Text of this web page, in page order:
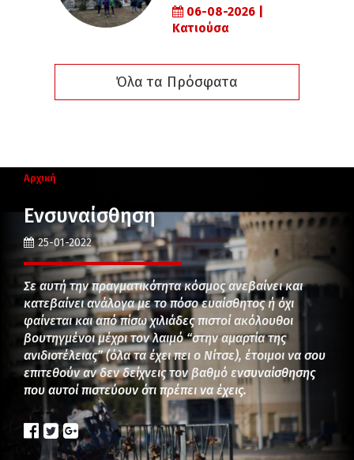
06-08-2026 |
Κατιούσα
Όλα τα Πρόσφατα
Αρχική
Ενσυναίσθηση
25-01-2022
Σε αυτή την πραγματικότητα κόσμος ανεβαίνει και
κατεβαίνει ανάλογα με το πόσο ευαίσθητος ή όχι
φαίνεται και από πίσω χιλιάδες πιστοί ακόλουθοι
βουτηγμένοι μέχρι τον λαιμό “στην αμαρτία της
ανιδιοτέλειας” (όλα τα έχει πει ο Νίτσε), έτοιμοι να σου
επιτεθούν αν δεν δείχνεις τον βαθμό ενσυναίσθησης
που αυτοί πιστεύουν ότι πρέπει να έχεις.